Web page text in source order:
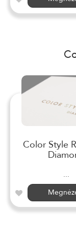
Color Style
...